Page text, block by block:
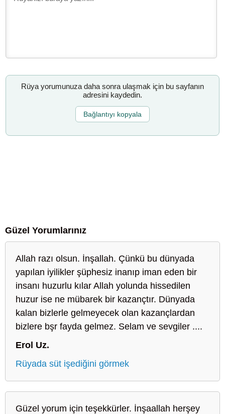
Rüya yorumunuza daha sonra ulaşmak için bu sayfanın
adresini kaydedin.
Bağlantıyı kopyala
Güzel Yorumlarınız
Allah razı olsun. İnşallah. Çünkü bu dünyada
yapılan iyilikler şüphesiz inanıp iman eden bir
insanı huzurlu kılar Allah yolunda hissedilen
huzur ise ne mübarek bir kazançtır. Dünyada
kalan bizlerle gelmeyecek olan kazançlardan
bizlere bşr fayda gelmez. Selam ve sevgiler ....
Erol Uz.
Rüyada süt işediğini görmek
Güzel yorum için teşekkürler. İnşaallah herşey